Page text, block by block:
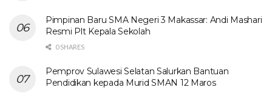
Pimpinan Baru SMA Negeri 3 Makassar: Andi Mashari
Resmi Plt Kepala Sekolah
0 SHARES
Pemprov Sulawesi Selatan Salurkan Bantuan
Pendidikan kepada Murid SMAN 12 Maros